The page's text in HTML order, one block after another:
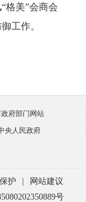
美”会商会
工作。
府部门网站
央人民政府
护
网站建议
号